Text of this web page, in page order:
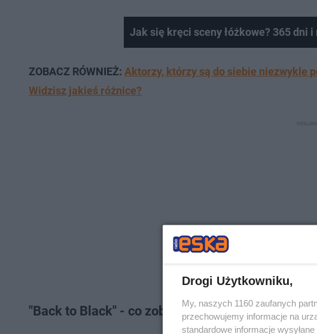
Jak się kręci sceny łóżkowe? 365 dni
ZOBACZ RÓWNIEŻ: Aktorzy, którzy są do siebie niezwykle
Widzisz jakieś różnice?
"Back to Black" - co zobaczymy w nowej biografii
Drogi Użytkowniku,
My, naszych 1160 zaufanych
przechowujemy informacje na
standardowe informacje